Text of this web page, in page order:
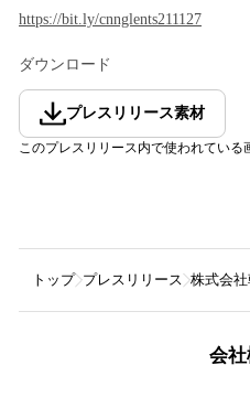
https://bit.ly/cnnglents211127
ダウンロード
プレスリリース素材
このプレスリリース内で使われてい
トップ プレスリリース 株式会
会